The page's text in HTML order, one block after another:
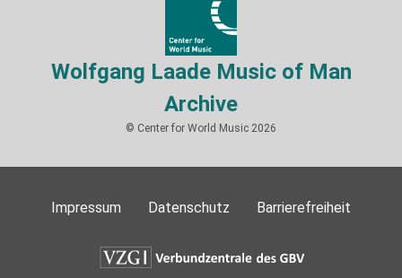
Wolfgang Laade Music of Man
Archive
© Center for World Music 2026
Impressum Datenschutz Barrierefreiheit